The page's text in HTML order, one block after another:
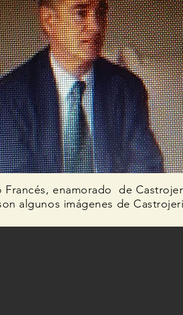
Francés, enamorado de
algunos imágenes de